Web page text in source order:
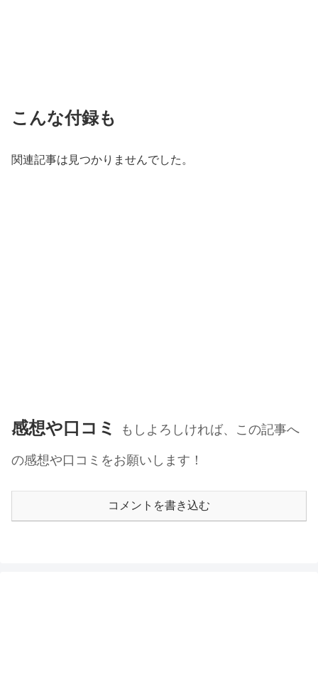
こんな付録も
関連記事は見つかりませんでした。
感想や口コミ
もしよろしければ、この記事へ
の感想や口コミをお願いします！
コメントを書き込む